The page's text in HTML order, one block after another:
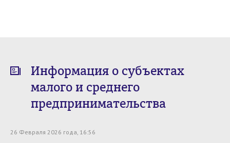
Информация о субъектах
малого и среднего
предпринимательства
26 Февраля 2026 года, 16:56